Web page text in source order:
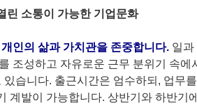
린 소통이 가능한 기업문화
인의 삶과 가치관을 존중합니다. 일과
조성하고 자유로운 근무 분위기 속에
있습니다. 출근시간은 엄수하되, 업무
계발이 가능합니다. 상반기와 하반기